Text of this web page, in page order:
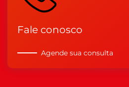
Fale conosco
Agende sua consulta